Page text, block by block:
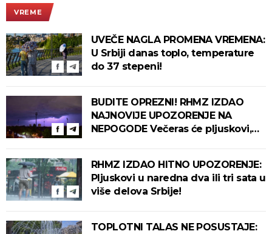
VREME
UVEČE NAGLA PROMENA VREMENA:
U Srbiji danas toplo, temperature
do 37 stepeni!
BUDITE OPREZNI! RHMZ IZDAO
NAJNOVIJE UPOZORENJE NA
NEPOGODE Večeras će pljuskovi,
RHMZ IZDAO HITNO UPOZORENJE:
Pljuskovi u naredna dva ili tri sata u
više delova Srbije!
TOPLOTNI TALAS NE POSUSTAJE: